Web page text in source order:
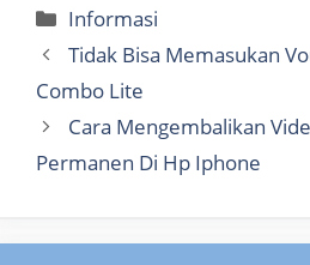
Categories
Informasi
Tidak Bisa Memasukan
Combo Lite
Cara Mengembalikan
Permanen Di Hp Iphone